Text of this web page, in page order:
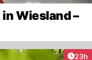
Wiesland –
23h